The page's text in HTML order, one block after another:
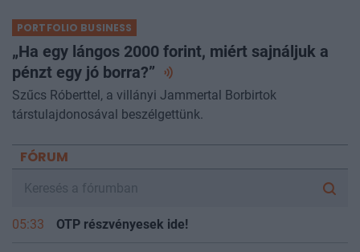
PORTFOLIO BUSINESS
„Ha egy lángos 2000 forint, miért sajnáljuk a
pénzt egy jó borra?”
Szűcs Róberttel, a villányi Jammertal Borbirtok
társtulajdonosával beszélgettünk.
FÓRUM
05:33 OTP részvényesek ide!